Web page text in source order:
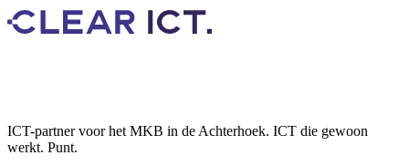
ICT-partner voor het MKB in de Achterhoek. ICT die gewoon
werkt. Punt.